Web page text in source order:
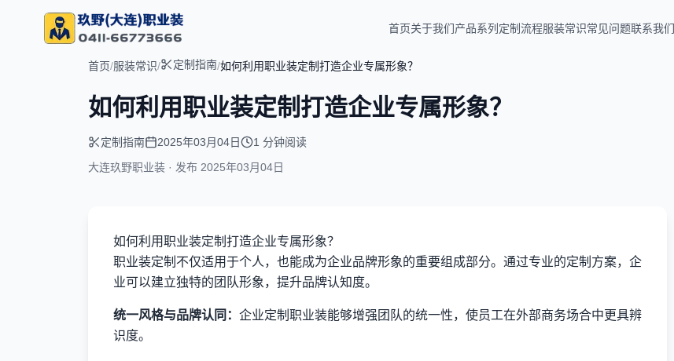
首页关于我们产品系列 定制流程服装常识常见问题联系我们
首页/服装常识/ 定制指南/如何利用职业装定制打造企业专属形象？
如何利用职业装定制打造企业专属形象？
定制指南 2025年03月04日
1 分钟阅读
大连玖野职业装 · 发布 2025年03月04日
如何利用职业装定制打造企业专属形象？
职业装定制不仅适用于个人，也能成为企业品牌形象的重要组成部分。通过专业的定制方案，企
业可以建立独特的团队形象，提升品牌认知度。
统一风格与品牌认同： 企业定制职业装能够增强团队的统一性，使员工在外部商务场合中更具辨
识度。